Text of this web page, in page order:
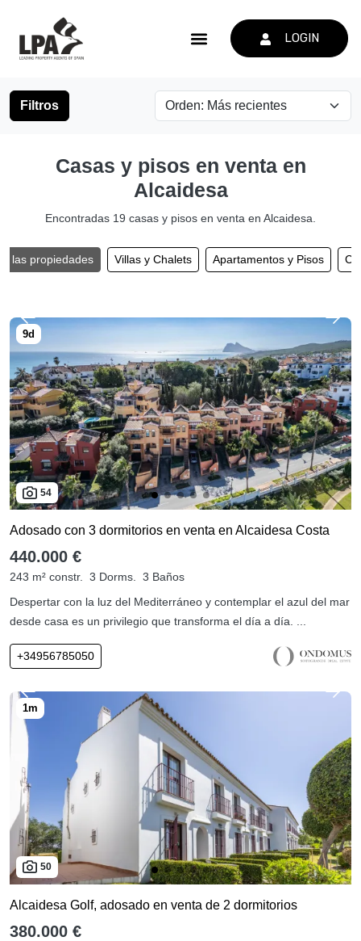
LOGIN
Filtros
Casas y pisos en venta en
Alcaidesa
Encontradas 19 casas y pisos en venta en Alcaidesa.
las propiedades Villas y Chalets Apartamentos y Pisos
54
Adosado con 3 dormitorios en venta en Alcaidesa Costa
440.000 €
243 m² constr. 3 Dorms.
3 Baños
Despertar con la luz del Mediterráneo y contemplar el azul del mar
desde casa es un privilegio que transforma el día a día. ...
+34956785050
50
Alcaidesa Golf, adosado en venta de 2 dormitorios
380.000 €